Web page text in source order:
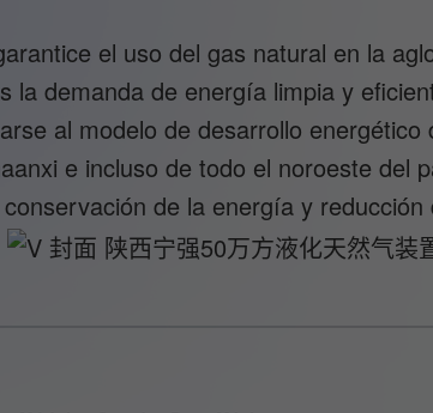
el uso del gas natural en la
la demanda de energía limpia y
al modelo de desarrollo
e incluso de todo el noroeste del
de la energía y reducción